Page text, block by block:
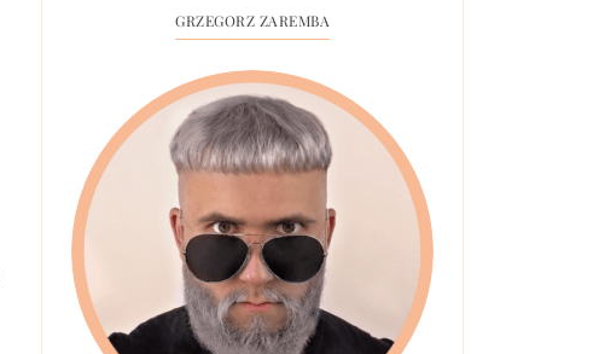
GRZEGORZ ZAREMBA